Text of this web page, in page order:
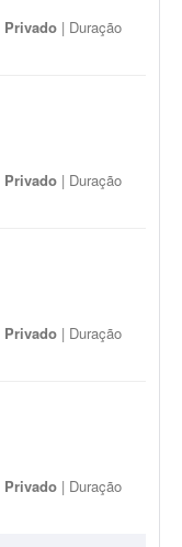
Privado | Duração
Privado | Duração
Privado | Duração
Privado | Duração